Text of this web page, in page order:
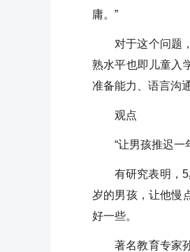
庸。”
对于这个问题
熟水平也即儿童入
准备能力、语言沟
观点
“让男孩推迟一
有研究表明，
岁的男孩，让他慢
好一些。
著名教育专家